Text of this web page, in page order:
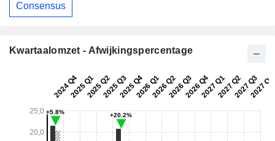
Consensus
Kwartaalomzet - Afwijkingspercentage